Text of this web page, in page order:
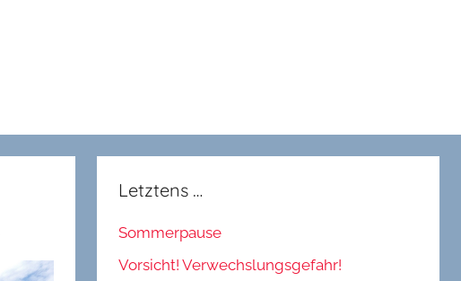
Letztens …
Sommerpause
Vorsicht! Verwechslungsgefahr!